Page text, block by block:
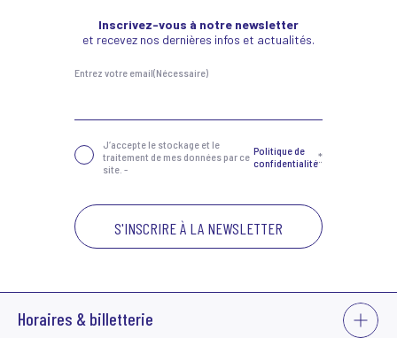
Inscrivez-vous à notre newsletter
et recevez nos dernières infos et actualités.
Entrez votre email(Nécessaire)
Confidentialité(Nécessaire)
J‘accepte le stockage et le
traitement de mes données par ce
site. -
Politique de
confidentialité*
Horaires & billetterie
VOIR
PLUS